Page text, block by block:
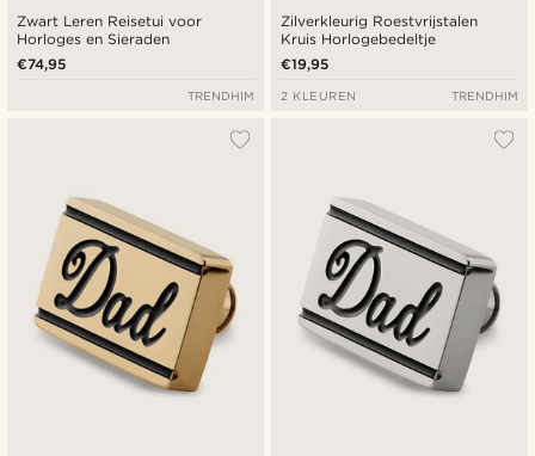
Zwart Leren Reisetui voor
Horloges en Sieraden
€74,95
TRENDHIM
Zilverkleurig Roestvrijstalen
Kruis Horlogebedeltje
€19,95
2 KLEUREN TRENDHIM